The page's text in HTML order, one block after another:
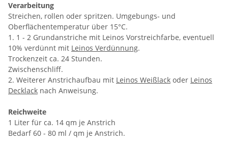
Verarbeitung
Streichen, rollen oder spritzen. Umgebungs- und
Oberflächentemperatur über 15°C.
1. 1 - 2 Grundanstriche mit Leinos Vorstreichfarbe, eventuell
10% verdünnt mit Leinos Verdünnung.
Trockenzeit ca. 24 Stunden.
Zwischenschliff.
2. Weiterer Anstrichaufbau mit Leinos Weißlack oder Leinos
Decklack nach Anweisung.
Reichweite
1 Liter für ca. 14 qm je Anstrich
Bedarf 60 - 80 ml / qm je Anstrich.